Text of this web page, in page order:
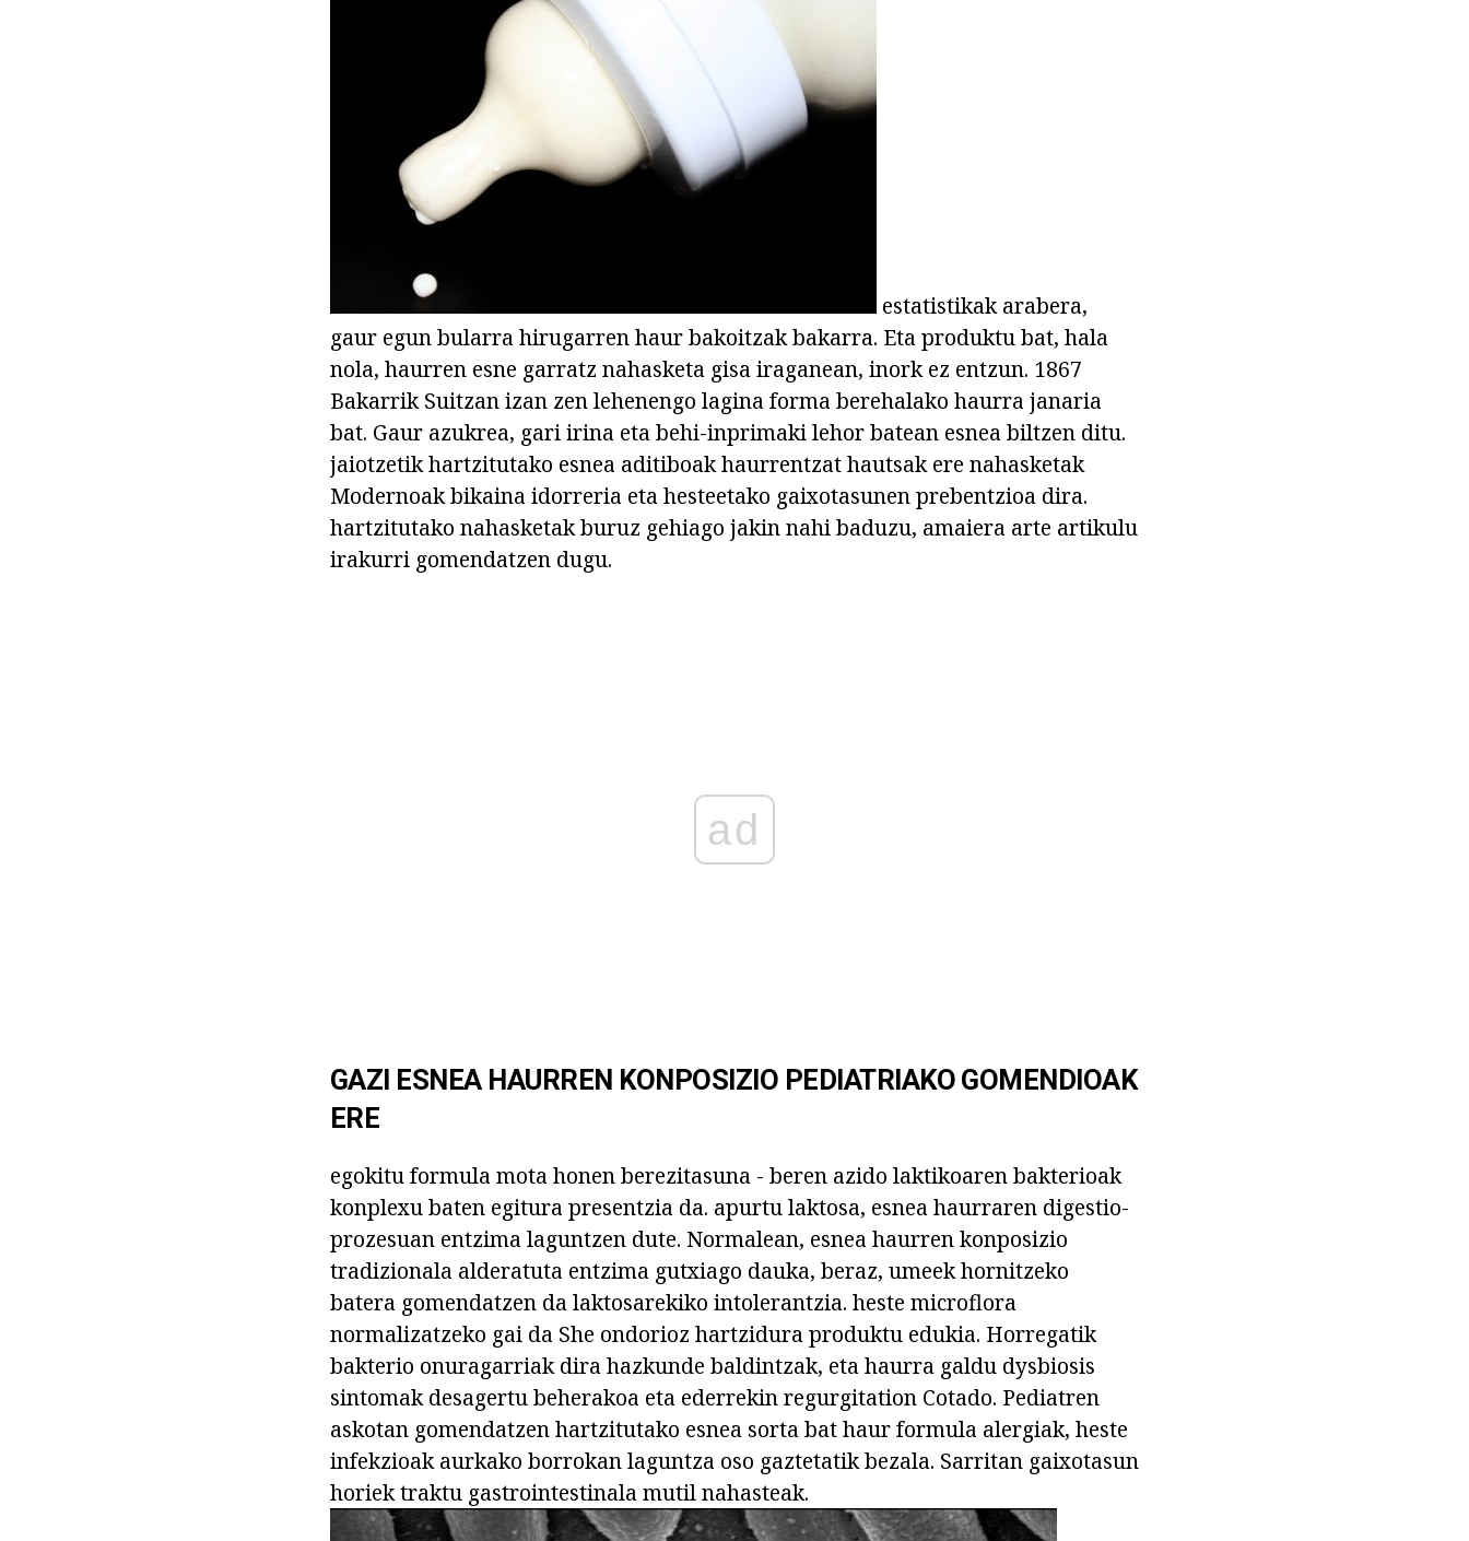
estatistikak arabera,
gaur egun bularra hirugarren haur bakoitzak bakarra. Eta produktu bat, hala
nola, haurren esne garratz nahasketa gisa iraganean, inork ez entzun. 1867
Bakarrik Suitzan izan zen lehenengo lagina forma berehalako haurra janaria
bat. Gaur azukrea, gari irina eta behi-inprimaki lehor batean esnea biltzen ditu.
jaiotzetik hartzitutako esnea aditiboak haurrentzat hautsak ere nahasketak
Modernoak bikaina idorreria eta hesteetako gaixotasunen prebentzioa dira.
hartzitutako nahasketak buruz gehiago jakin nahi baduzu, amaiera arte artikulu
irakurri gomendatzen dugu.
ad
GAZI ESNEA HAURREN KONPOSIZIO PEDIATRIAKO GOMENDIOAK
ERE
egokitu formula mota honen berezitasuna - beren azido laktikoaren bakterioak
konplexu baten egitura presentzia da. apurtu laktosa, esnea haurraren digestio-
prozesuan entzima laguntzen dute. Normalean, esnea haurren konposizio
tradizionala alderatuta entzima gutxiago dauka, beraz, umeek hornitzeko
batera gomendatzen da laktosarekiko intolerantzia. heste microflora
normalizatzeko gai da She ondorioz hartzidura produktu edukia. Horregatik
bakterio onuragarriak dira hazkunde baldintzak, eta haurra galdu dysbiosis
sintomak desagertu beherakoa eta ederrekin regurgitation Cotado. Pediatren
askotan gomendatzen hartzitutako esnea sorta bat haur formula alergiak, heste
infekzioak aurkako borrokan laguntza oso gaztetatik bezala. Sarritan gaixotasun
horiek traktu gastrointestinala mutil nahasteak.